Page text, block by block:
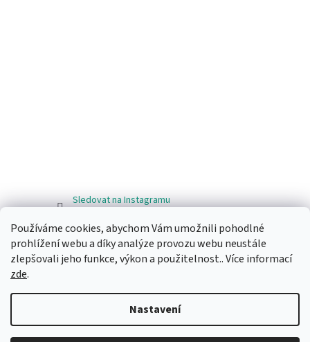
Používáme cookies, abychom Vám umožnili pohodlné
prohlížení webu a díky analýze provozu webu neustále
zlepšovali jeho funkce, výkon a použitelnost.. Více informací
zde.
Nastavení
Sledovat na Instagramu
Facebook
Vytvořil Shoptet